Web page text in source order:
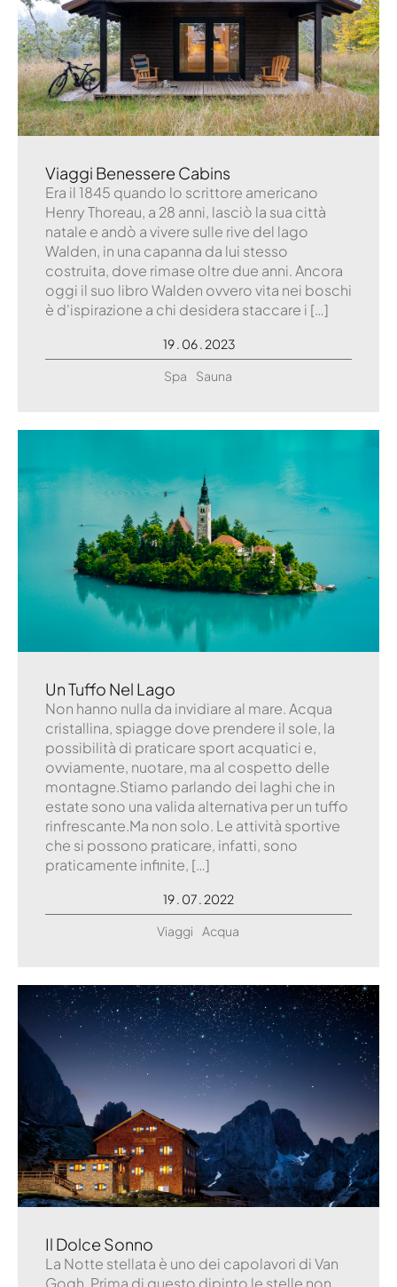
Viaggi Benessere Cabins
Era il 1845 quando lo scrittore americano
Henry Thoreau, a 28 anni, lasciò la sua città
natale e andò a vivere sulle rive del lago
Walden, in una capanna da lui stesso
costruita, dove rimase oltre due anni. Ancora
oggi il suo libro Walden ovvero vita nei boschi
è d'ispirazione a chi desidera staccare i […]
19 . 06 . 2023
Spa
Sauna
Un Tuffo Nel Lago
Non hanno nulla da invidiare al mare. Acqua
cristallina, spiagge dove prendere il sole, la
possibilità di praticare sport acquatici e,
ovviamente, nuotare, ma al cospetto delle
montagne.Stiamo parlando dei laghi che in
estate sono una valida alternativa per un tuffo
rinfrescante.Ma non solo. Le attività sportive
che si possono praticare, infatti, sono
praticamente infinite, […]
19 . 07 . 2022
Viaggi
Acqua
Il Dolce Sonno
La Notte stellata è uno dei capolavori di Van
Gogh. Prima di questo dipinto le stelle non